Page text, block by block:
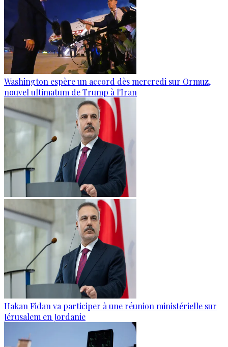
Washington espère un accord dès mercredi sur Ormuz,
nouvel ultimatum de Trump à l'Iran
Hakan Fidan va participer à une réunion ministérielle sur
Jérusalem en Jordanie